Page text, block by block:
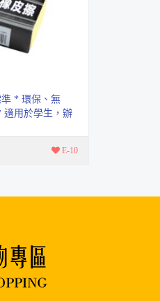
準 * 環保、無
適用於學生，辦
E-10